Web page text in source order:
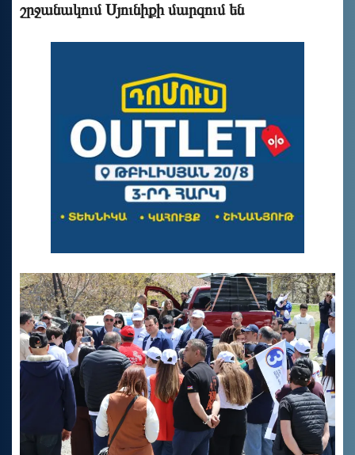
շրջանակում Սյունիքի մարզում են